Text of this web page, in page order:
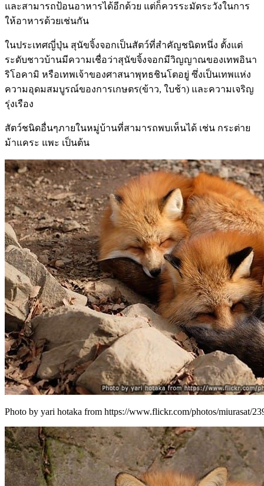
และสามารถป้อนอาหารได้อีกด้วย แต่ก็ควรระมัดระวังในการ
ให้อาหารด้วยเช่นกัน
ในประเทศญี่ปุ่น สุนัขจิ้งจอกเป็นสัตว์ที่สำคัญชนิดหนึ่ง ตั้งแต่
ระดับชาวบ้านมีความเชื่อว่าสุนัขจิ้งจอกมีวิญญาณของเทพอินา
ริโอคามิ หรือเทพเจ้าของศาสนาพุทธชินโตอยู่ ซึ่งเป็นเทพแห่ง
ความอุดมสมบูรณ์ของการเกษตร(ข้าว, ใบช้า) และความเจริญ
รุ่งเรือง
สัตว์ชนิดอื่นๆภายในหมู่บ้านที่สามารถพบเห็นได้ เช่น กระต่าย
ม้าแคระ แพะ เป็นต้น
Photo by yari hotaka from https://www.flickr.com/photos/miurasat/